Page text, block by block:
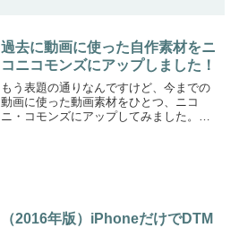
過去に動画に使った自作素材をニ
コニコモンズにアップしました！
もう表題の通りなんですけど、今までの
動画に使った動画素材をひとつ、ニコ
ニ・コモンズにアップしてみました。
（2016年版）iPhoneだけでDTM